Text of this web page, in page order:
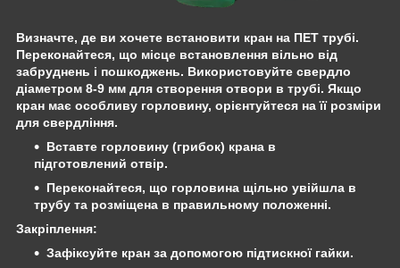
Визначте, де ви хочете встановити кран на ПЕТ трубі.
Переконайтеся, що місце встановлення вільно від
забруднень і пошкоджень. Використовуйте свердло
діаметром 8-9 мм для створення отвори в трубі. Якщо
кран має особливу горловину, орієнтуйтеся на її розміри
для свердління.
Вставте горловину (грибок) крана в
підготовлений отвір.
Переконайтеся, що горловина щільно увійшла в
трубу та розміщена в правильному положенні.
Закріплення:
Зафіксуйте кран за допомогою підтискної гайки.